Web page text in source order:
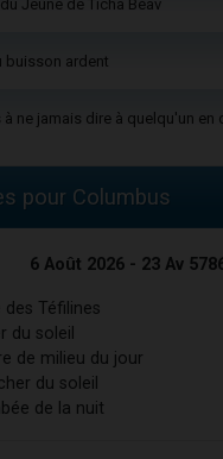
Jeûne de Ticha Béav
buisson ardent
à ne jamais dire à quelqu'un en
pour Columbus
6 Août 2026 - 23 Av
des Téfilines
du soleil
de milieu du jour
du soleil
de la nuit